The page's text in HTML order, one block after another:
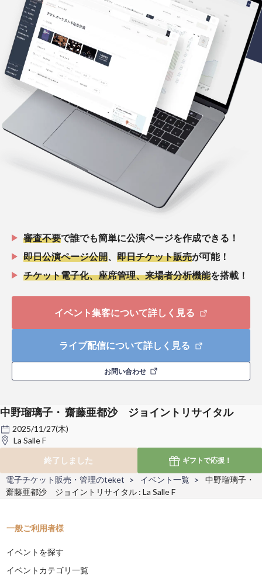
審査不要で誰でも簡単に公演ページを作成できる！
即日公演ページ公開
即日チケット販売が可能！
チケット電子化、座席管理、来場者分析機能を搭載！
イベント集客について詳しく見る
ライブ配信について詳しく見る
お問い合わせ
中野瑠璃子・ 齋藤亜都沙 ジョイントリサイタル
2025/11/27(木)
La Salle F
終了しました
ギフトで応援！
電子チケット販売・管理のteket イベント一覧
中野瑠璃子・
齋藤亜都沙 ジョイントリサイタル : La Salle F
一般ご利用者様
イベントを探す
イベントカテゴリ一覧